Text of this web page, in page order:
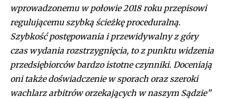
wprowadzonemu w połowie 2018 roku przepisowi
regulującemu szybką ścieżkę proceduralną.
Szybkość postępowania i przewidywalny z góry
czas wydania rozstrzygnięcia, to z punktu widzenia
przedsiębiorców bardzo istotne czynniki. Doceniają
oni także doświadczenie w sporach oraz szeroki
wachlarz arbitrów orzekających w naszym Sądzie”